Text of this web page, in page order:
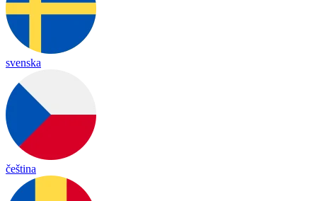
svenska
čeština